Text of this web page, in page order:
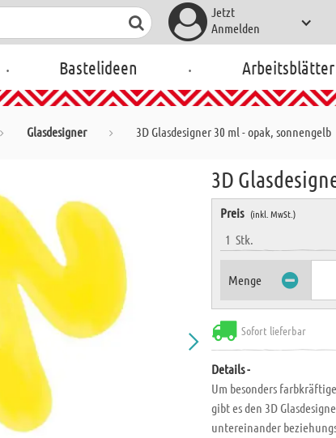
Jetzt
Anmelden
. Bastelideen . Arbeitsblätter
Glasdesigner 3D Glasdesigner 30 ml - opak, sonnengelb
3D
Preis (inkl. MwSt.)
1Stk.
Menge
Sofort lieferbar
Details -
Um besonders
gibt es den 3D
untereinander